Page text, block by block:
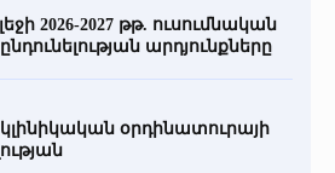
2026-2027 թթ. ուսումնական
արդյունքները
կլինիկական օրդինատուրայի